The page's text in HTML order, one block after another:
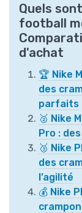
Quels
football
d'achat
🏆 Nike
des
parfaits
🥈 Nike
Pro :
🥉 Nike
des
l’agilité
💰 Nike